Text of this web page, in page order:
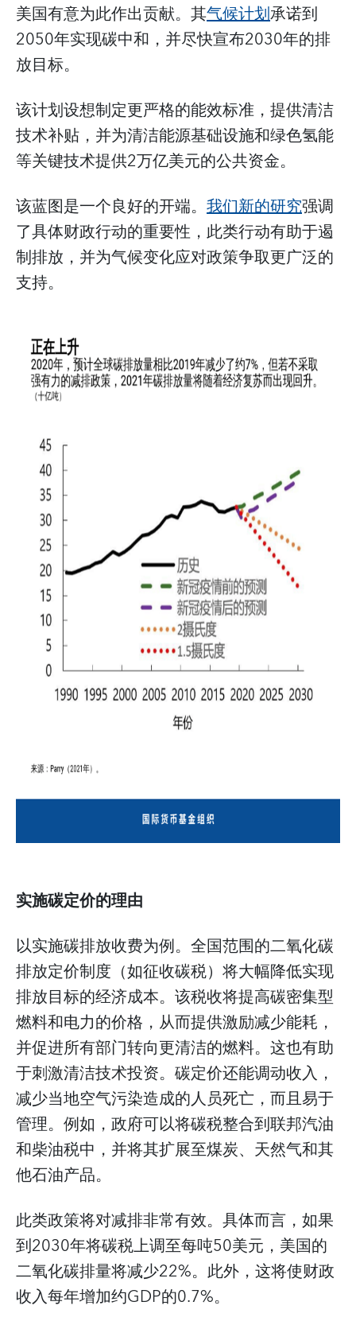
美国有意为此作出贡献。其气候计划承诺到
2050年实现碳中和，并尽快宣布2030年的排
放目标。
该计划设想制定更严格的能效标准，提供清洁
技术补贴，并为清洁能源基础设施和绿色氢能
等关键技术提供2万亿美元的公共资金。
该蓝图是一个良好的开端。 我们新的研究强调
了具体财政行动的重要性，此类行动有助于遏
制排放，并为气候变化应对政策争取更广泛的
支持。
实施碳定价的理由
以实施碳排放收费为例。全国范围的二氧化碳
排放定价制度（如征收碳税）将大幅降低实现
排放目标的经济成本。该税收将提高碳密集型
燃料和电力的价格，从而提供激励减少能耗，
并促进所有部门转向更清洁的燃料。这也有助
于刺激清洁技术投资。碳定价还能调动收入，
减少当地空气污染造成的人员死亡，而且易于
管理。例如，政府可以将碳税整合到联邦汽油
和柴油税中，并将其扩展至煤炭、天然气和其
他石油产品。
此类政策将对减排非常有效。具体而言，如果
到2030年将碳税上调至每吨50美元，美国的
二氧化碳排量将减少22%。此外，这将使财政
收入每年增加约GDP的0.7%。